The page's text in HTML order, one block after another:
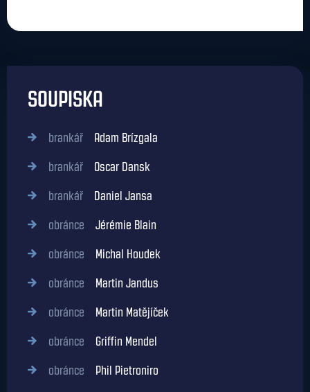
SOUPISKA
brankář Adam Brízgala
brankář Oscar Dansk
brankář Daniel Jansa
obránce Jérémie Blain
obránce Michal Houdek
obránce Martin Jandus
obránce Martin Matějíček
obránce Griffin Mendel
obránce Phil Pietroniro